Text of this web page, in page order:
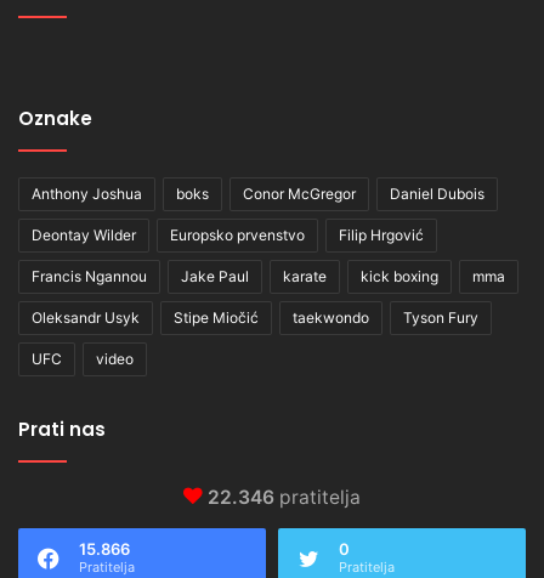
Oznake
Anthony Joshua boks Conor McGregor Daniel Dubois
Deontay Wilder Europsko prvenstvo Filip Hrgović
Francis Ngannou Jake Paul karate kick boxing mma
Oleksandr Usyk Stipe Miočić taekwondo Tyson Fury
UFC video
Prati nas
22.346 pratitelja
15.866
Pratitelja
0
Pratitelja